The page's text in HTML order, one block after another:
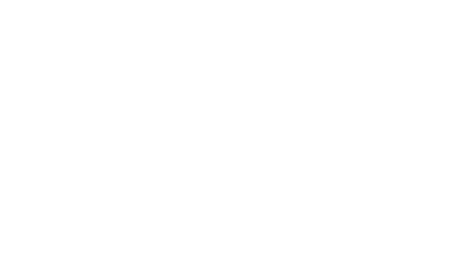
ントなど、ネット上の女性芸能人のHな